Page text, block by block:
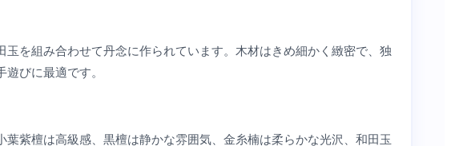
を組み合わせて丹念に作られています。木材はきめ細かく緻密で、独
びに最適です。
紫檀は高級感、黒檀は静かな雰囲気、金糸楠は柔らかな光沢、和田玉